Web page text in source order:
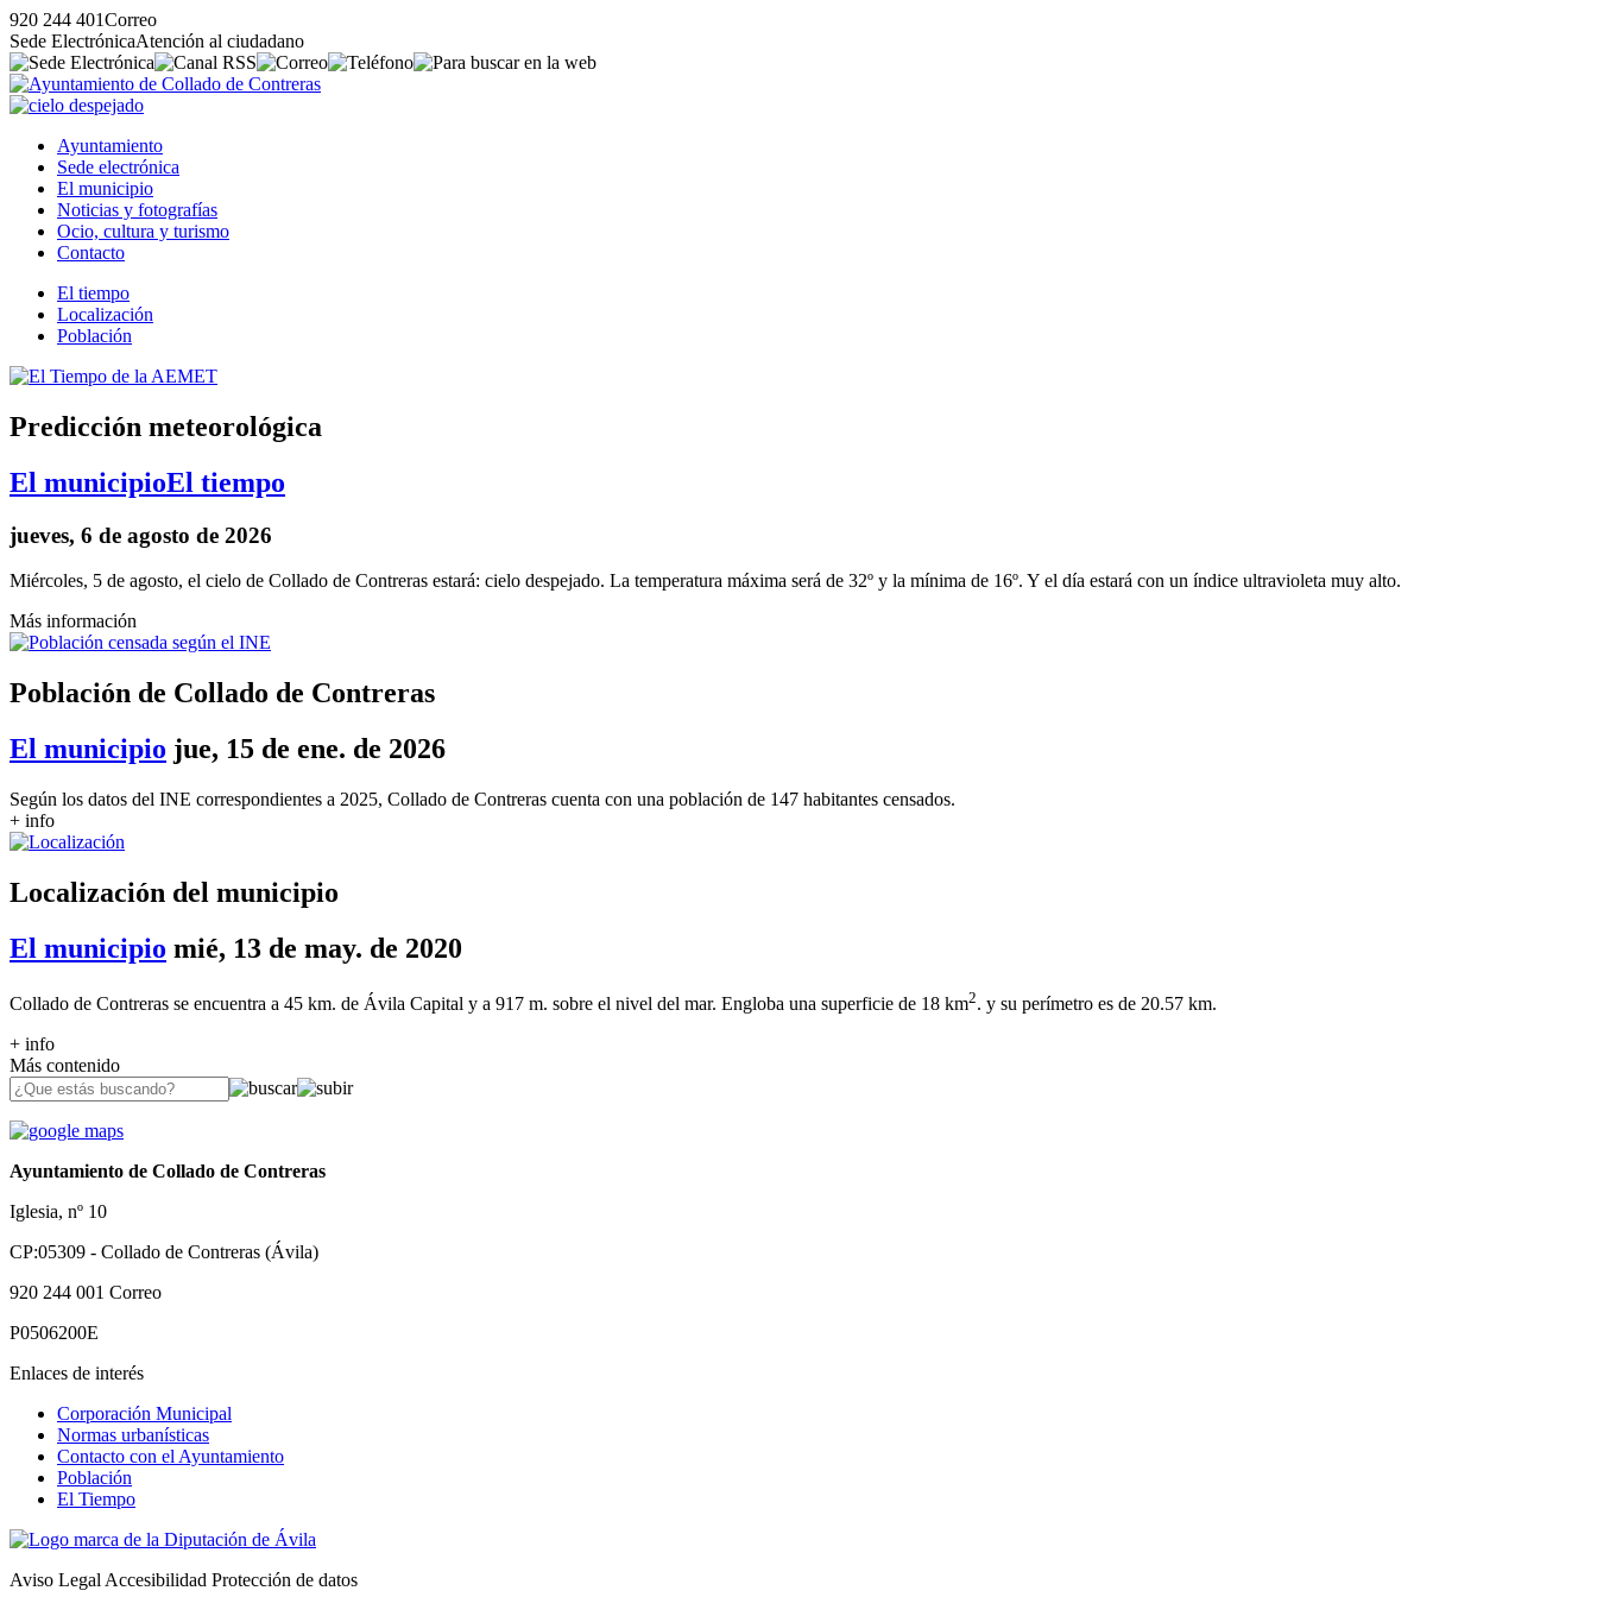
920 244 401Correo
Sede ElectrónicaAtención al ciudadano
Ayuntamiento
Sede electrónica
El municipio
Noticias y fotografías
Ocio, cultura y turismo
Contacto
El tiempo
Localización
Población
Predicción meteorológica
El municipioEl tiempo
jueves, 6 de agosto de 2026
Miércoles, 5 de agosto, el cielo de Collado de Contreras estará: cielo despejado. La temperatura máxima será de 32º y la mínima de 16º. Y el día estará con un índice ultravioleta muy alto.
Más información
Población de Collado de Contreras
El municipio jue, 15 de ene. de 2026
Según los datos del INE correspondientes a 2025, Collado de Contreras cuenta con una población de 147 habitantes censados.
+ info
Localización del municipio
El municipio mié, 13 de may. de 2020
Collado de Contreras se encuentra a 45 km. de Ávila Capital y a 917 m. sobre el nivel del mar. Engloba una superficie de 18 km2. y su perímetro es de 20.57 km.
+ info
Más contenido
Ayuntamiento de Collado de Contreras
Iglesia, nº 10
CP:05309 - Collado de Contreras (Ávila)
920 244 001 Correo
P0506200E
Enlaces de interés
Corporación Municipal
Normas urbanísticas
Contacto con el Ayuntamiento
Población
El Tiempo
Aviso Legal Accesibilidad Protección de datos